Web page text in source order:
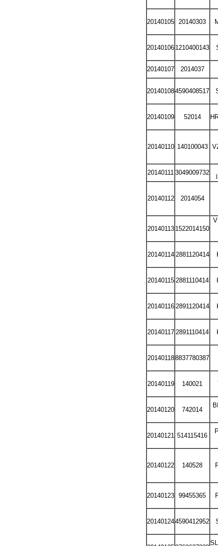
20140105 20140303
20140106 1210400143
20140107 2014037
201401084590408517
20140109 52014
20140110 140100043
20140111 3049009732
20140112 2014054
20140113 1522014150
20140114 2881120414
20140115 2881110414
20140116 2891120414
20140117 2891110414
201401188837780387
20140119 140021
20140120 742014
20140121 514115416
20140122 140528
20140123 99455365
201401244590412952